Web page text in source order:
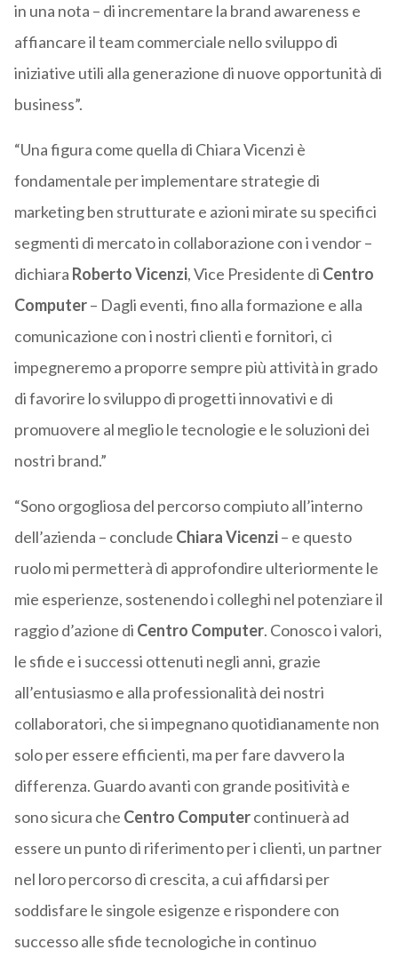
in una nota – di incrementare la brand awareness e
affiancare il team commerciale nello sviluppo di
iniziative utili alla generazione di nuove opportunità di
business”.
“Una figura come quella di Chiara Vicenzi è
fondamentale per implementare strategie di
marketing ben strutturate e azioni mirate su specifici
segmenti di mercato in collaborazione con i vendor –
dichiara Roberto Vicenzi, Vice Presidente di Centro
Computer– Dagli eventi, fino alla formazione e alla
comunicazione con i nostri clienti e fornitori, ci
impegneremo a proporre sempre più attività in grado
di favorire lo sviluppo di progetti innovativi e di
promuovere al meglio le tecnologie e le soluzioni dei
nostri brand.”
“Sono orgogliosa del percorso compiuto all’interno
dell’azienda – conclude Chiara Vicenzi– e questo
ruolo mi permetterà di approfondire ulteriormente le
mie esperienze, sostenendo i colleghi nel potenziare il
raggio d’azione di Centro Computer. Conosco i valori,
le sfide e i successi ottenuti negli anni, grazie
all’entusiasmo e alla professionalità dei nostri
collaboratori, che si impegnano quotidianamente non
solo per essere efficienti, ma per fare davvero la
differenza. Guardo avanti con grande positività e
sono sicura che Centro Computercontinuerà ad
essere un punto di riferimento per i clienti, un partner
nel loro percorso di crescita, a cui affidarsi per
soddisfare le singole esigenze e rispondere con
successo alle sfide tecnologiche in continuo